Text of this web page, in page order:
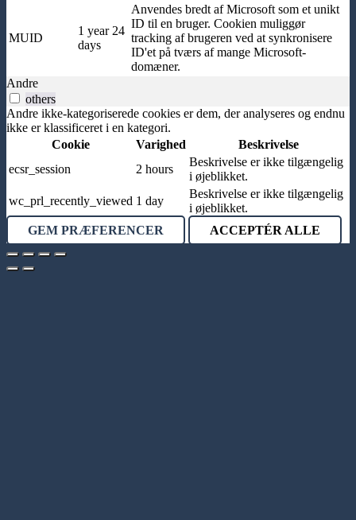
MUID
1 year 24
days
Anvendes bredt af Microsoft som et unikt
ID til en bruger. Cookien muliggør
tracking af brugeren ved at synkronisere
ID'et på tværs af mange Microsoft-
domæner.
Andre
others
Andre ikke-kategoriserede cookies er dem, der analyseres og endnu
ikke er klassificeret i en kategori.
Cookie
Varighed
Beskrivelse
ecsr_session
2 hours
Beskrivelse er ikke tilgængelig
i øjeblikket.
wc_prl_recently_viewed 1 day
Beskrivelse er ikke tilgængelig
i øjeblikket.
GEM PRÆFERENCER
ACCEPTÉR ALLE